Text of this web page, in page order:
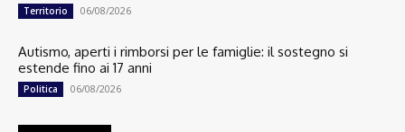
Territorio 06/08/2026
Autismo, aperti i rimborsi per le famiglie: il sostegno si
estende fino ai 17 anni
Politica 06/08/2026